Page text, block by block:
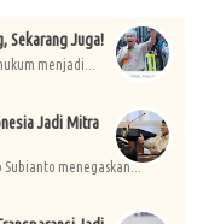
Sekarang Juga!
menjadi...
Jadi Mitra
Subianto menegaskan...